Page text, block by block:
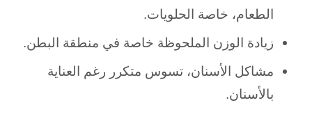
الطعام، خاصة الحلويات.
زيادة الوزن الملحوظة خاصة في منطقة البطن.
مشاكل الأسنان، تسوس متكرر رغم العناية
بالأسنان.